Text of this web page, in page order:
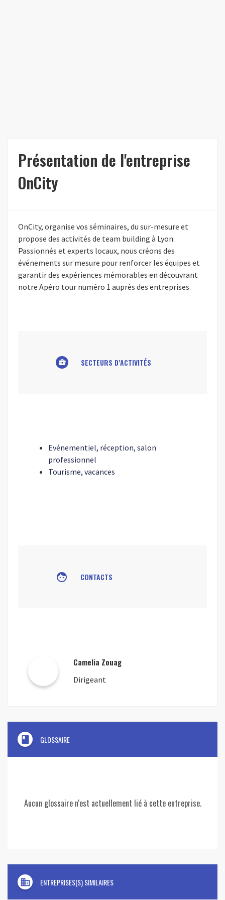
Présentation de l'entreprise
OnCity
OnCity, organise vos séminaires, du sur-mesure et
propose des activités de team building à Lyon.
Passionnés et experts locaux, nous créons des
événements sur mesure pour renforcer les équipes et
garantir des expériences mémorables en découvrant
notre Apéro tour numéro 1 auprès des entreprises.
business_center SECTEURS D’ACTIVITÉS
Evénementiel, réception, salon
professionnel
Tourisme, vacances
face CONTACTS
Camelia Zouag
Dirigeant
book GLOSSAIRE
Aucun glossaire n'est actuellement lié à cette entreprise.
domain ENTREPRISES(S) SIMILAIRES